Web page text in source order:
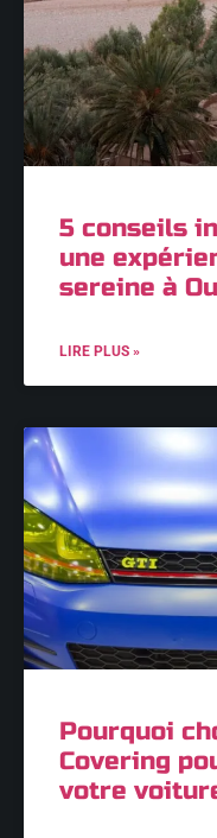
5 conseils
une
sereine à
LIRE PLUS »
Pourquoi
Covering
votre